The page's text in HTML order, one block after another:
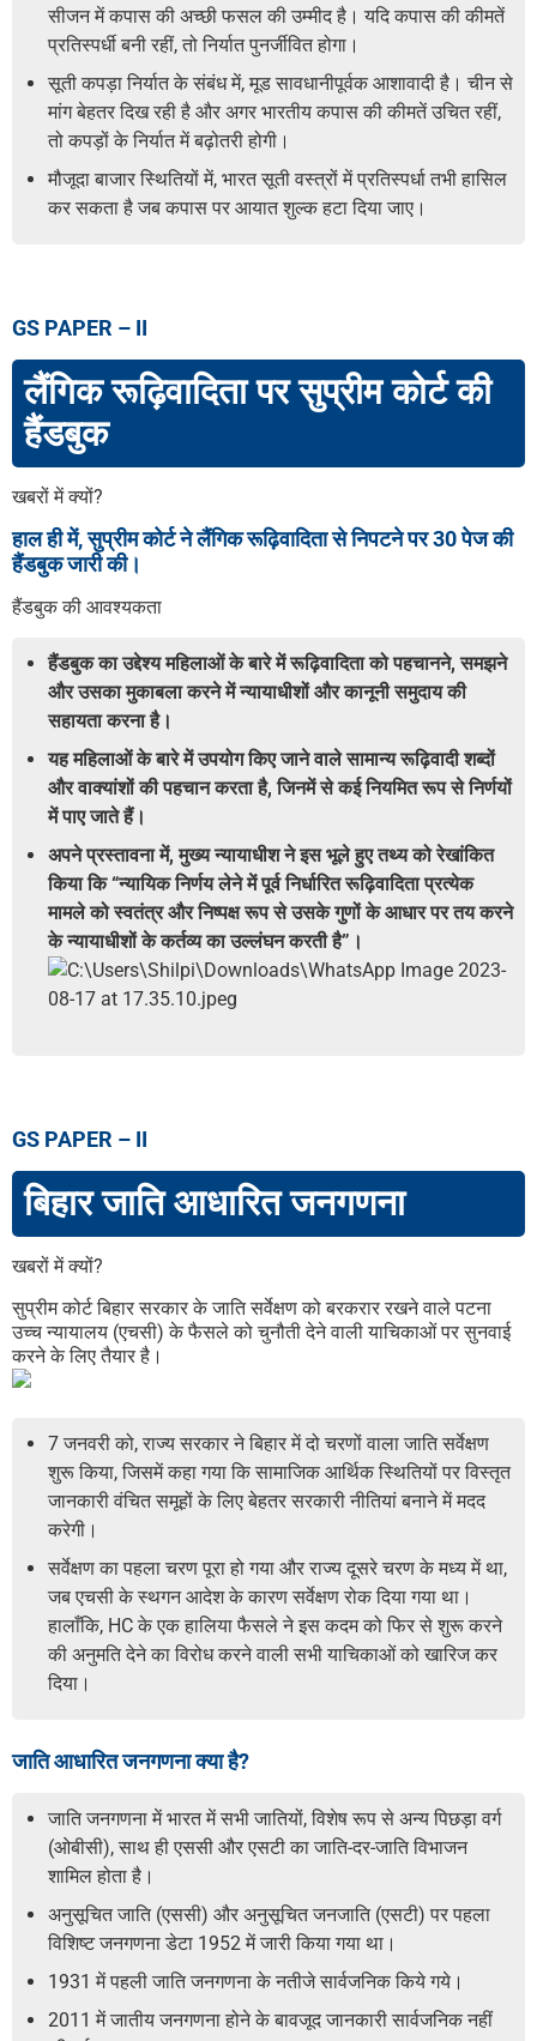
सीजन में कपास की अच्छी फसल की उम्मीद है। यदि कपास की कीमतें
प्रतिस्पर्धी बनी रहीं, तो निर्यात पुनर्जीवित होगा।
सूती कपड़ा निर्यात के संबंध में, मूड सावधानीपूर्वक आशावादी है। चीन से
मांग बेहतर दिख रही है और अगर भारतीय कपास की कीमतें उचित रहीं,
तो कपड़ों के निर्यात में बढ़ोतरी होगी।
मौजूदा बाजार स्थितियों में, भारत सूती वस्त्रों में प्रतिस्पर्धा तभी हासिल
कर सकता है जब कपास पर आयात शुल्क हटा दिया जाए।
GS PAPER – II
लैंगिक रूढ़िवादिता पर सुप्रीम कोर्ट की
हैंडबुक
खबरों में क्यों?
हाल ही में, सुप्रीम कोर्ट ने लैंगिक रूढ़िवादिता से निपटने पर 30 पेज की
हैंडबुक जारी की।
हैंडबुक की आवश्यकता
हैंडबुक का उद्देश्य महिलाओं के बारे में रूढ़िवादिता को पहचानने, समझने
और उसका मुकाबला करने में न्यायाधीशों और कानूनी समुदाय की
सहायता करना है।
यह महिलाओं के बारे में उपयोग किए जाने वाले सामान्य रूढ़िवादी शब्दों
और वाक्यांशों की पहचान करता है, जिनमें से कई नियमित रूप से निर्णयों
में पाए जाते हैं।
अपने प्रस्तावना में, मुख्य न्यायाधीश ने इस भूले हुए तथ्य को रेखांकित
किया कि “न्यायिक निर्णय लेने में पूर्व निर्धारित रूढ़िवादिता प्रत्येक
मामले को स्वतंत्र और निष्पक्ष रूप से उसके गुणों के आधार पर तय करने
के न्यायाधीशों के कर्तव्य का उल्लंघन करती है”।
GS PAPER – II
बिहार जाति आधारित जनगणना
खबरों में क्यों?
सुप्रीम कोर्ट बिहार सरकार के जाति सर्वेक्षण को बरकरार रखने वाले पटना
उच्च न्यायालय (एचसी) के फैसले को चुनौती देने वाली याचिकाओं पर सुनवाई
करने के लिए तैयार है।
7 जनवरी को, राज्य सरकार ने बिहार में दो चरणों वाला जाति सर्वेक्षण
शुरू किया, जिसमें कहा गया कि सामाजिक आर्थिक स्थितियों पर विस्तृत
जानकारी वंचित समूहों के लिए बेहतर सरकारी नीतियां बनाने में मदद
करेगी।
सर्वेक्षण का पहला चरण पूरा हो गया और राज्य दूसरे चरण के मध्य में था,
जब एचसी के स्थगन आदेश के कारण सर्वेक्षण रोक दिया गया था।
हालाँकि, HC के एक हालिया फैसले ने इस कदम को फिर से शुरू करने
की अनुमति देने का विरोध करने वाली सभी याचिकाओं को खारिज कर
दिया।
जाति आधारित जनगणना क्या है?
जाति जनगणना में भारत में सभी जातियों, विशेष रूप से अन्य पिछड़ा वर्ग
(ओबीसी), साथ ही एससी और एसटी का जाति-दर-जाति विभाजन
शामिल होता है।
अनुसूचित जाति (एससी) और अनुसूचित जनजाति (एसटी) पर पहला
विशिष्ट जनगणना डेटा 1952 में जारी किया गया था।
1931 में पहली जाति जनगणना के नतीजे सार्वजनिक किये गये।
2011 में जातीय जनगणना होने के बावजूद जानकारी सार्वजनिक नहीं